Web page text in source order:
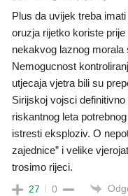
Plus da uvijek treba
oruzja rijetko koriste
nekakvog laznog
Nemogucnost
utjecaja vjetra bili su
Sirijskoj vojsci
riskantnog leta
istresti eksploziv. O
zajednice” i velike
trosimo rijeci.
27 0